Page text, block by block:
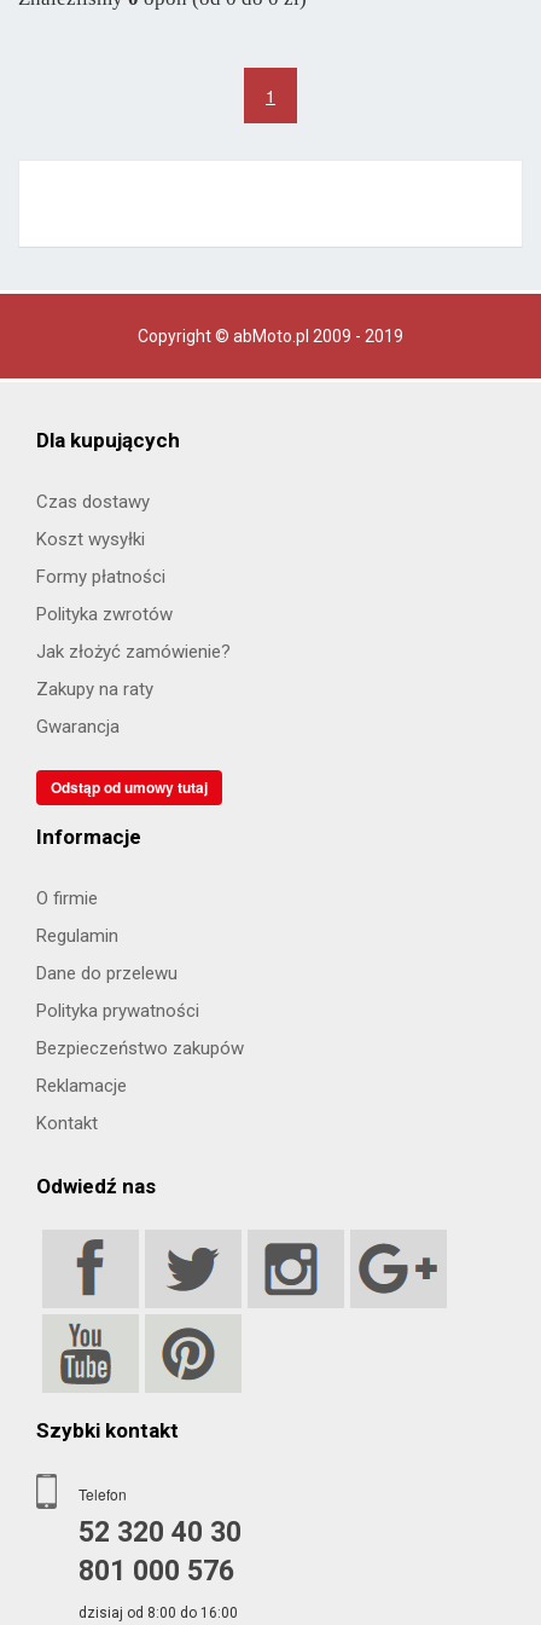
1
Copyright © abMoto.pl 2009 - 2019
Dla kupujących
Czas dostawy
Koszt wysyłki
Formy płatności
Polityka zwrotów
Jak złożyć zamówienie?
Zakupy na raty
Gwarancja
Odstąp od umowy tutaj
Informacje
O firmie
Regulamin
Dane do przelewu
Polityka prywatności
Bezpieczeństwo zakupów
Reklamacje
Kontakt
Odwiedź nas
Szybki kontakt
Telefon
52 320 40 30
801 000 576
dzisiaj od 8:00 do 16:00